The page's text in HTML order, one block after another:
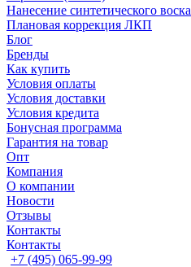
Нанесение синтетического воска
Плановая коррекция ЛКП
Блог
Бренды
Как купить
Условия оплаты
Условия доставки
Условия кредита
Бонусная программа
Гарантия на товар
Опт
Компания
О компании
Новости
Отзывы
Контакты
Контакты
+7 (495) 065-99-99